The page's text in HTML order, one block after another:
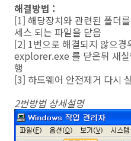
해결방법 :
[1] 해당장치와 관련된 폴더
세스 되는 파일을 닫음
[2] 1번으로 해결되지 않으
explorer.exe 를 닫은뒤 새
행
[3] 하드웨어 안전제거 다시
2번방법 상세설명